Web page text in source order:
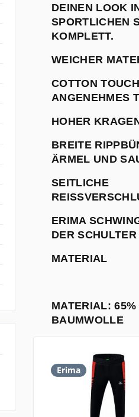
DEINEN LOOK
SPORTLICHEN
KOMPLETT.
WEICHER
COTTON
ANGENEHMES
HOHER
BREITE
ÄRMEL UND
SEITLICHE
ERIMA
DER SCHULTER
MATERIAL
MATERIAL:
BAUMWOLLE
Erima